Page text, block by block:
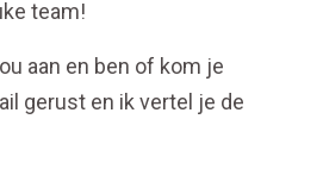
team!
aan en ben of kom je
gerust en ik vertel je de